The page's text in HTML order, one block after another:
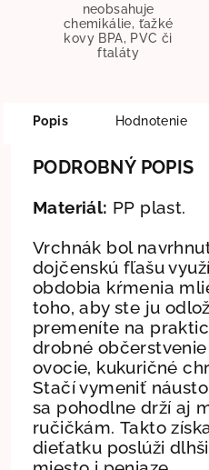
neobsahuje
chemikálie, ťažké
kovy BPA, PVC či
ftaláty
Popis Hodnotenie
PODROBNÝ POPIS
Materiál: PP plast.
Vrchnák bol
dojčenskú fľašu
obdobia kŕmenia
toho, aby ste ju
premeníte na
drobné
ovocie, kukuričné
Stačí vymeniť
sa pohodlne drží aj
ručičkám.Takto
dieťatku poslúži